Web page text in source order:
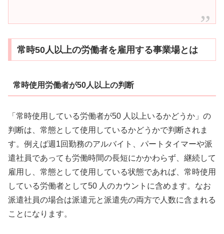
常時50人以上の労働者を雇用する事業場とは
常時使用労働者が50人以上の判断
「常時使用している労働者が50 人以上いるかどうか」の
判断は、常態として使用しているかどうかで判断されま
す。例えば週1回勤務のアルバイト、パートタイマーや派
遣社員であっても労働時間の長短にかかわらず、継続して
雇用し、常態として使用している状態であれば、常時使用
している労働者として50 人のカウントに含めます。なお
派遣社員の場合は派遣元と派遣先の両方で人数に含まれる
ことになります。